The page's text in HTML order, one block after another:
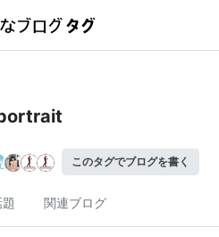
このタグでブログを書く
関連ブログ